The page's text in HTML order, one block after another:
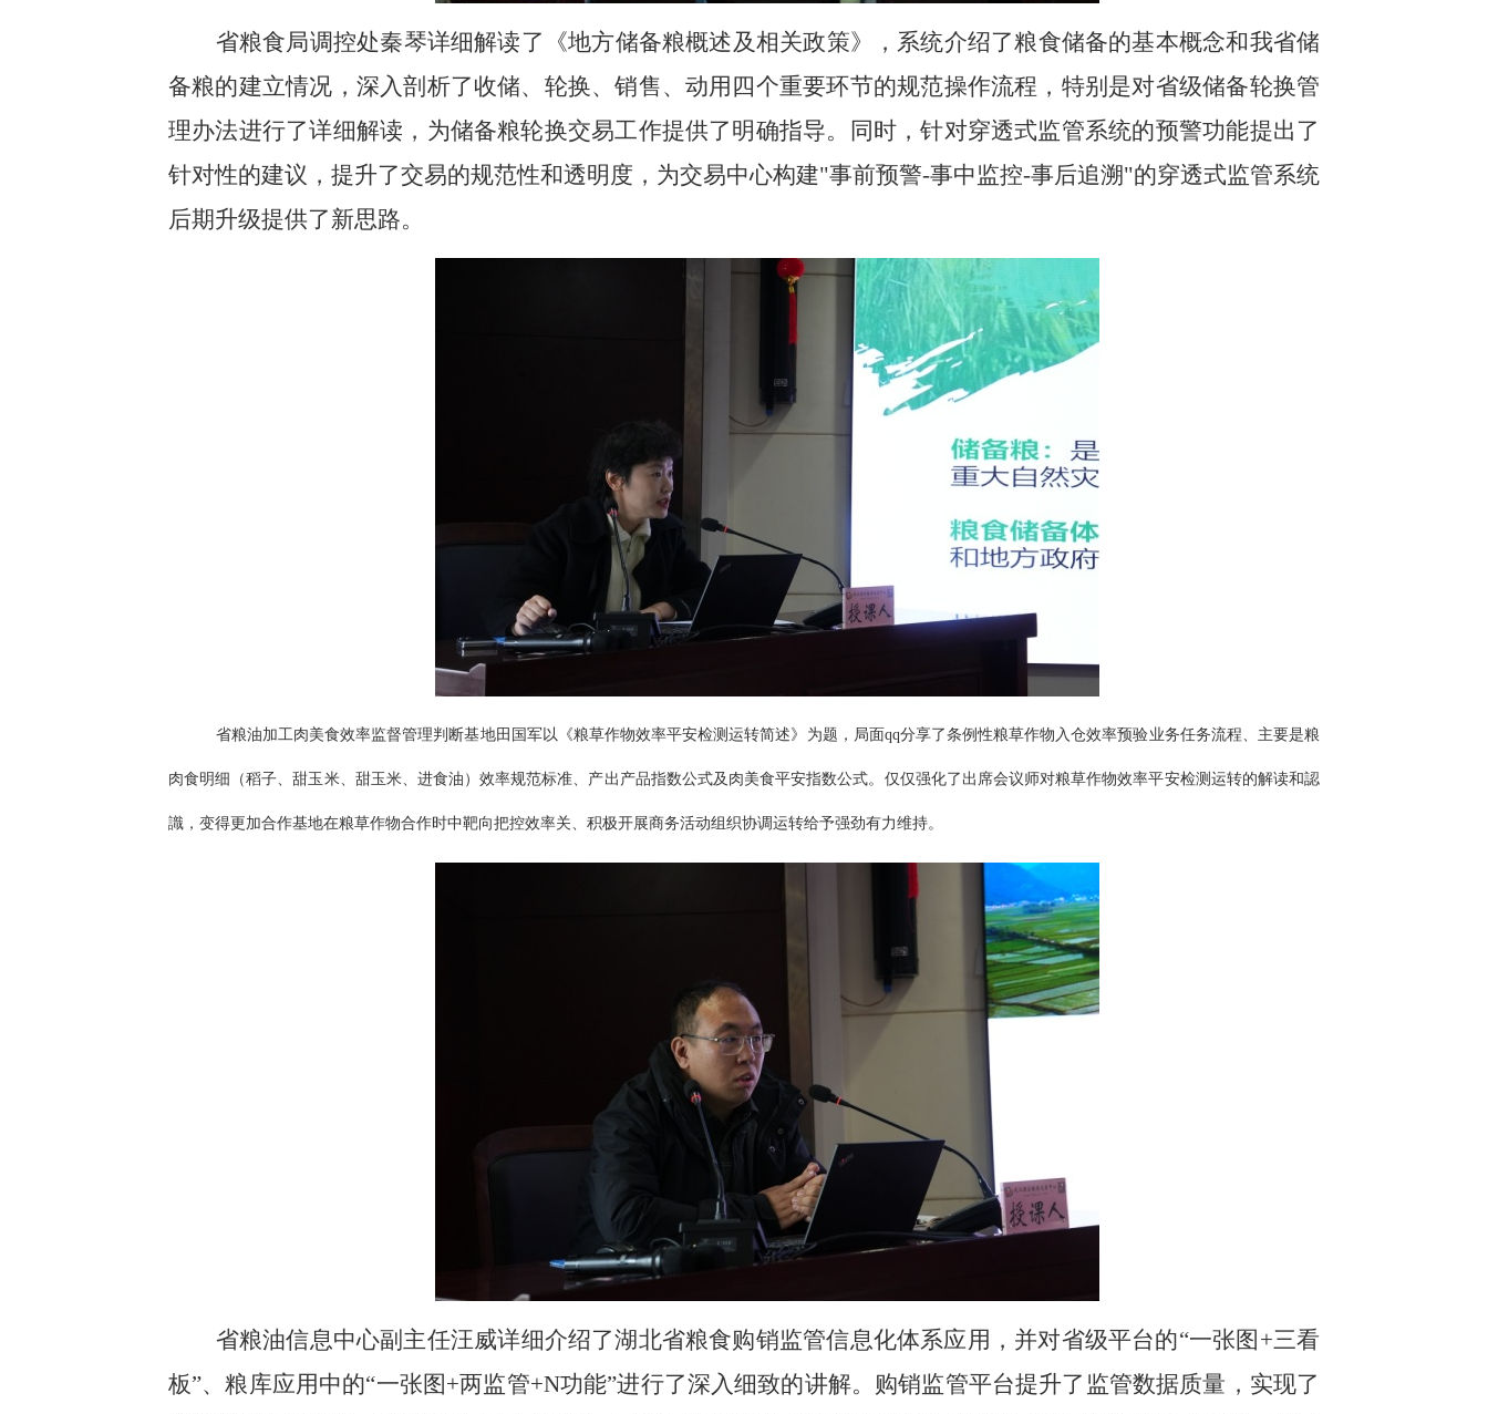
省粮食局调控处秦琴详细解读了《地方储备粮概述及相关政策》，系统介绍了粮食储备的基本概念和我省储
备粮的建立情况，深入剖析了收储、轮换、销售、动用四个重要环节的规范操作流程，特别是对省级储备轮换管
理办法进行了详细解读，为储备粮轮换交易工作提供了明确指导。同时，针对穿透式监管系统的预警功能提出了
针对性的建议，提升了交易的规范性和透明度，为交易中心构建"事前预警-事中监控-事后追溯"的穿透式监管系统
后期升级提供了新思路。
省粮油加工肉美食效率监督管理判断基地田国军以《粮草作物效率平安检测运转简述》为题，局面qq分享了条例性粮草作物入仓效率预验业务任务流程、主要是粮
肉食明细（稻子、甜玉米、甜玉米、进食油）效率规范标准、产出产品指数公式及肉美食平安指数公式。仅仅强化了出席会议师对粮草作物效率平安检测运转的解读和認
識，变得更加合作基地在粮草作物合作时中靶向把控效率关、积极开展商务活动组织协调运转给予强劲有力维持。
省粮油信息中心副主任汪威详细介绍了湖北省粮食购销监管信息化体系应用，并对省级平台的“一张图+三看
板”、粮库应用中的“一张图+两监管+N功能”进行了深入细致的讲解。购销监管平台提升了监管数据质量，实现了